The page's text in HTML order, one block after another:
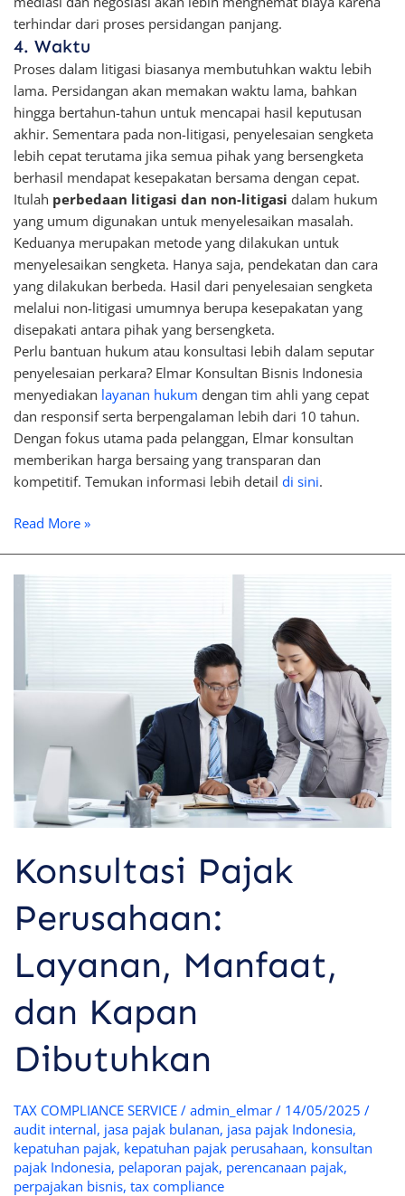
terhindar dari proses persidangan panjang.
4. Waktu
Proses dalam litigasi biasanya membutuhkan waktu lebih
lama. Persidangan akan memakan waktu lama, bahkan
hingga bertahun-tahun untuk mencapai hasil keputusan
akhir. Sementara pada non-litigasi, penyelesaian sengketa
lebih cepat terutama jika semua pihak yang bersengketa
berhasil mendapat kesepakatan bersama dengan cepat.
Itulah perbedaan litigasi dan non-litigasi dalam hukum
yang umum digunakan untuk menyelesaikan masalah.
Keduanya merupakan metode yang dilakukan untuk
menyelesaikan sengketa. Hanya saja, pendekatan dan cara
yang dilakukan berbeda. Hasil dari penyelesaian sengketa
melalui non-litigasi umumnya berupa kesepakatan yang
disepakati antara pihak yang bersengketa.
Perlu bantuan hukum atau konsultasi lebih dalam seputar
penyelesaian perkara? Elmar Konsultan Bisnis Indonesia
menyediakan layanan hukum dengan tim ahli yang cepat
dan responsif serta berpengalaman lebih dari 10 tahun.
Dengan fokus utama pada pelanggan, Elmar konsultan
memberikan harga bersaing yang transparan dan
kompetitif. Temukan informasi lebih detail di sini.
Read More »
Konsultasi Pajak
Perusahaan:
Layanan, Manfaat,
dan Kapan
Dibutuhkan
TAX COMPLIANCE SERVICE/ admin_elmar / 14/05/2025 /
audit internal, jasa pajak bulanan, jasa pajak Indonesia,
kepatuhan pajak, kepatuhan pajak perusahaan, konsultan
pajak Indonesia, pelaporan pajak, perencanaan pajak,
perpajakan bisnis, tax compliance
Pajak
Manfaat,
dan